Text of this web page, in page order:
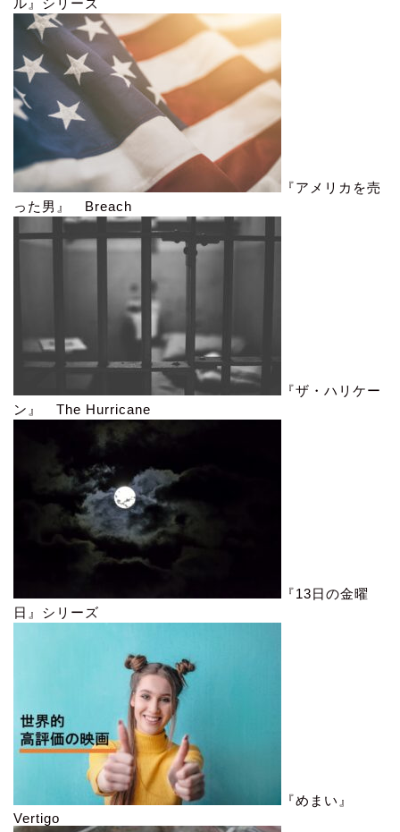
ル』シリーズ
『アメリカを売
った男』 Breach
『ザ・ハリケー
ン』 The Hurricane
『13日の金曜
日』シリーズ
『めまい』
Vertigo